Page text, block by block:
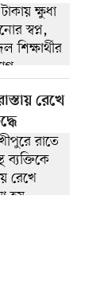
রেখে